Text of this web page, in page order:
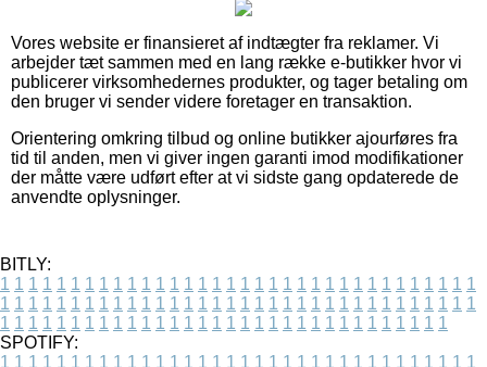
Vores website er finansieret af indtægter fra reklamer. Vi
arbejder tæt sammen med en lang række e-butikker hvor vi
publicerer virksomhedernes produkter, og tager betaling om
den bruger vi sender videre foretager en transaktion.
Orientering omkring tilbud og online butikker ajourføres fra
tid til anden, men vi giver ingen garanti imod modifikationer
der måtte være udført efter at vi sidste gang opdaterede de
anvendte oplysninger.
BITLY:
1 1 1 1 1 1 1 1 1 1 1 1 1 1 1 1 1 1 1 1 1 1 1 1 1 1 1 1 1 1 1 1 1 1
1 1 1 1 1 1 1 1 1 1 1 1 1 1 1 1 1 1 1 1 1 1 1 1 1 1 1 1 1 1 1 1 1 1
1 1 1 1 1 1 1 1 1 1 1 1 1 1 1 1 1 1 1 1 1 1 1 1 1 1 1 1 1 1 1 1
SPOTIFY:
1 1 1 1 1 1 1 1 1 1 1 1 1 1 1 1 1 1 1 1 1 1 1 1 1 1 1 1 1 1 1 1 1 1